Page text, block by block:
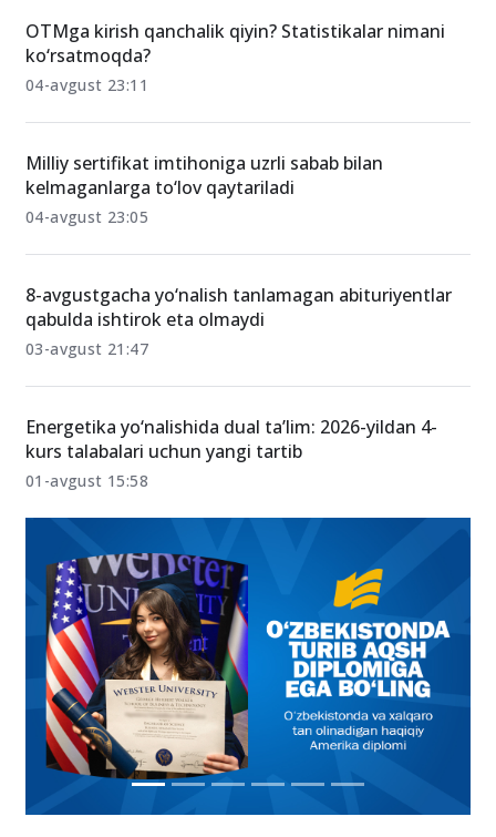
OTMga kirish qanchalik qiyin? Statistikalar nimani
ko‘rsatmoqda?
04-avgust 23:11
Milliy sertifikat imtihoniga uzrli sabab bilan
kelmaganlarga to‘lov qaytariladi
04-avgust 23:05
8-avgustgacha yo‘nalish tanlamagan abituriyentlar
qabulda ishtirok eta olmaydi
03-avgust 21:47
Energetika yo‘nalishida dual ta’lim: 2026-yildan 4-
kurs talabalari uchun yangi tartib
01-avgust 15:58